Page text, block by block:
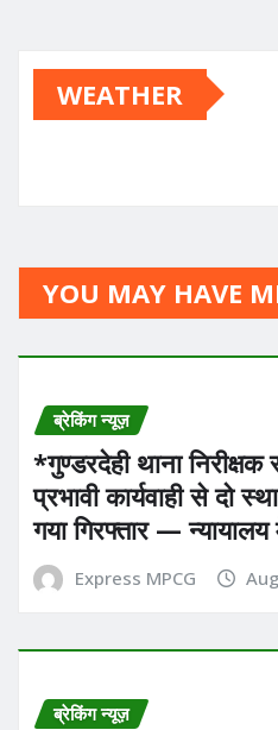
WEATHER
YOU MAY HAVE
ब्रेकिंग न्यूज़
*गुण्डरदेही थाना
प्रभावी कार्यवाही से दो
गया गिरफ्तार —
Express MPCG
ब्रेकिंग न्यूज़